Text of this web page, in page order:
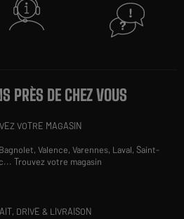
PRÈS DE CHEZ VOUS
VOTRE MAGASIN
Valence,Varennes, Laval,Saint-
...Trouvez votre magasin
DRIVE & LIVRAISON